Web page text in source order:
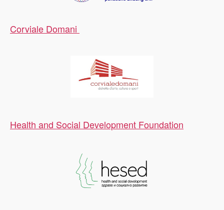
Corviale Domani
Health and Social Development Foundation